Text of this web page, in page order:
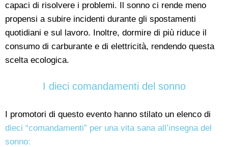
capaci di risolvere i problemi. Il sonno ci rende meno
propensi a subire incidenti durante gli spostamenti
quotidiani e sul lavoro. Inoltre, dormire di più riduce il
consumo di carburante e di elettricità, rendendo questa
scelta ecologica.
I dieci comandamenti del sonno
I promotori di questo evento hanno stilato un elenco di
dieci “comandamenti” per una vita sana all’insegna del
sonno: